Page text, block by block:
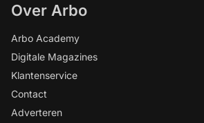
Over Arbo
Arbo Academy
Digitale Magazines
Klantenservice
Contact
Adverteren